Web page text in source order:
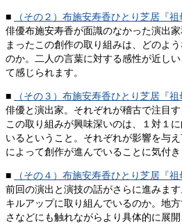
■
（その２）布施安寿香ひとり芝居『
俳優布施安寿香が面識のなかった演出
まったこの創作の取り組みは、どのよ
のか。二人の言葉に対する感性が近し
て感じられます。
■
（その３）布施安寿香ひとり芝居『
俳優と演出家。それぞれが稽古で注目す
この取り組みが興味深いのは、１対１
いるということ。それぞれが影響を与
によって創作が進んでいることに気付き
■
（その４）布施安寿香ひとり芝居『
前回の演出と演技の話がさらに進みま
キルアップに取り組んでいるのか。地
さなどにも触れながらより具体的に展開